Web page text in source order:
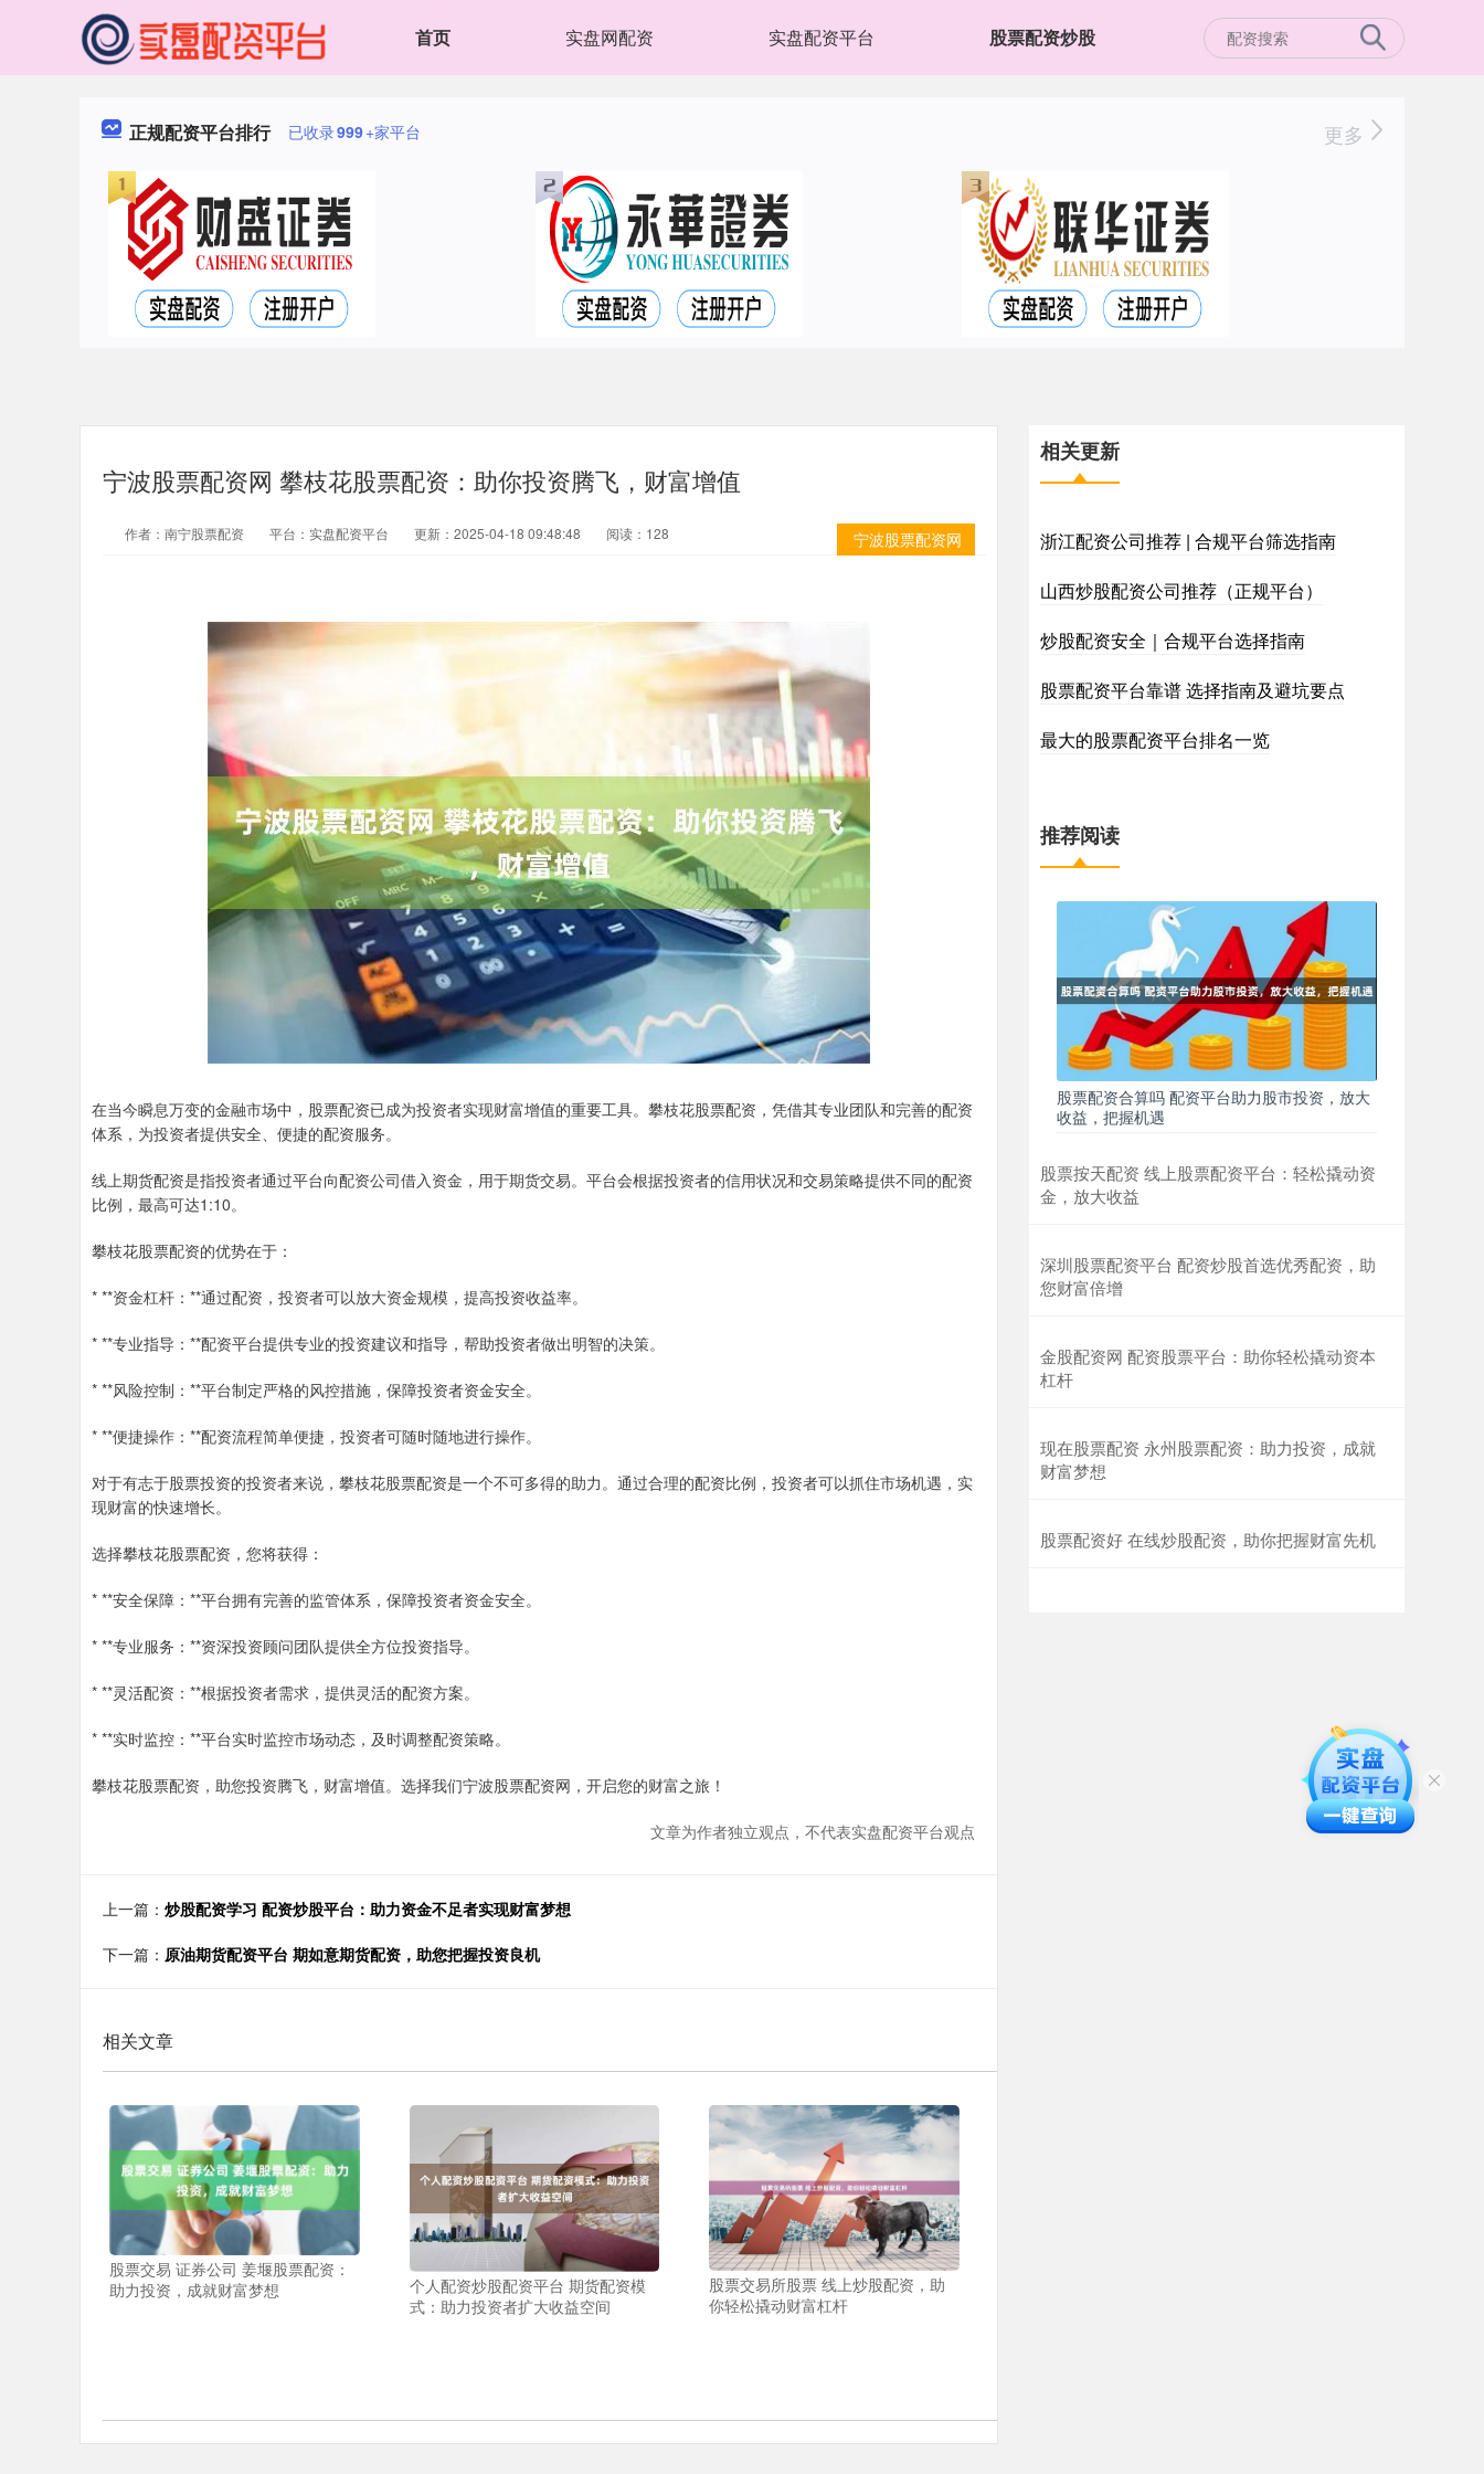
首页 实盘网配资 实盘配资平台 股票配资炒股
正规配资平台排行 已收录999+家平台 更多
宁波股票配资网 攀枝花股票配资：助你投资腾飞，财富增值
宁波股票配资网
作者：南宁股票配资 平台：实盘配资平台 更新：2025-04-18 09:48:48 阅读：128
在当今瞬息万变的金融市场中，股票配资已成为投资者实现财富增值的重要工具。攀枝花股票配资，凭借其专业团队和完善的配资
体系，为投资者提供安全、便捷的配资服务。
线上期货配资是指投资者通过平台向配资公司借入资金，用于期货交易。平台会根据投资者的信用状况和交易策略提供不同的配资
比例，最高可达1:10。
攀枝花股票配资的优势在于：
* **资金杠杆：**通过配资，投资者可以放大资金规模，提高投资收益率。
* **专业指导：**配资平台提供专业的投资建议和指导，帮助投资者做出明智的决策。
* **风险控制：**平台制定严格的风控措施，保障投资者资金安全。
* **便捷操作：**配资流程简单便捷，投资者可随时随地进行操作。
对于有志于股票投资的投资者来说，攀枝花股票配资是一个不可多得的助力。通过合理的配资比例，投资者可以抓住市场机遇，实
现财富的快速增长。
选择攀枝花股票配资，您将获得：
* **安全保障：**平台拥有完善的监管体系，保障投资者资金安全。
* **专业服务：**资深投资顾问团队提供全方位投资指导。
* **灵活配资：**根据投资者需求，提供灵活的配资方案。
* **实时监控：**平台实时监控市场动态，及时调整配资策略。
攀枝花股票配资，助您投资腾飞，财富增值。选择我们宁波股票配资网，开启您的财富之旅！
文章为作者独立观点，不代表实盘配资平台观点
上一篇： 炒股配资学习 配资炒股平台：助力资金不足者实现财富梦想
下一篇： 原油期货配资平台 期如意期货配资，助您把握投资良机
相关文章
股票交易 证券公司 姜堰股票配资：
助力投资，成就财富梦想
个人配资炒股配资平台 期货配资模
式：助力投资者扩大收益空间
股票交易所股票 线上炒股配资，助
你轻松撬动财富杠杆
相关更新
浙江配资公司推荐 | 合规平台筛选指南
山西炒股配资公司推荐（正规平台）
炒股配资安全｜合规平台选择指南
股票配资平台靠谱 选择指南及避坑要点
最大的股票配资平台排名一览
推荐阅读
股票配资合算吗 配资平台助力股市投资，放大
收益，把握机遇
股票按天配资 线上股票配资平台：轻松撬动资
金，放大收益
深圳股票配资平台 配资炒股首选优秀配资，助
您财富倍增
金股配资网 配资股票平台：助你轻松撬动资本
杠杆
现在股票配资 永州股票配资：助力投资，成就
财富梦想
股票配资好 在线炒股配资，助你把握财富先机